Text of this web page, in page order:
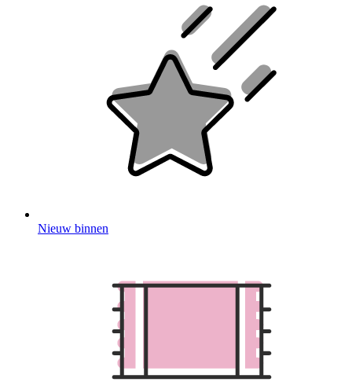
Nieuw binnen